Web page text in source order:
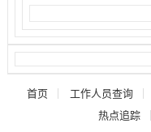
首页 工作人员查询
热点追踪